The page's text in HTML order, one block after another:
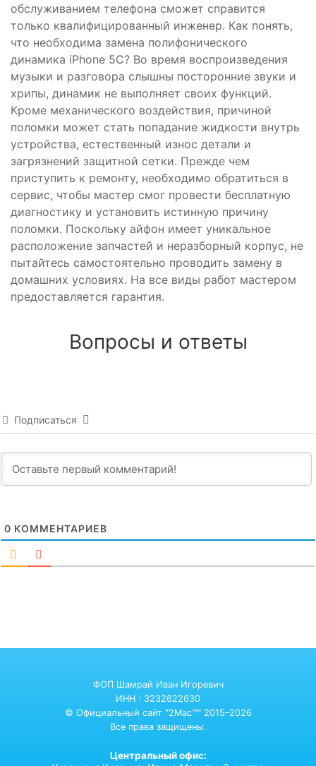
обслуживанием телефона сможет справится
только квалифицированный инженер. Как понять,
что необходима замена полифонического
динамика iPhone 5C? Во время воспроизведения
музыки и разговора слышны посторонние звуки и
хрипы, динамик не выполняет своих функций.
Кроме механического воздействия, причиной
поломки может стать попадание жидкости внутрь
устройства, естественный износ детали и
загрязнений защитной сетки. Прежде чем
приступить к ремонту, необходимо обратиться в
сервис, чтобы мастер смог провести бесплатную
диагностику и установить истинную причину
поломки. Поскольку айфон имеет уникальное
расположение запчастей и неразборный корпус, не
пытайтесь самостоятельно проводить замену в
домашних условиях. На все виды работ мастером
предоставляется гарантия.
Вопросы и ответы
Подписаться
0 КОММЕНТАРИЕВ
ФОП Шамрай Иван Игоревич
ИНН : 3232622630
© Официальный сайт "2Mac™" 2015–2026
Все права защищены.
Центральный офис: